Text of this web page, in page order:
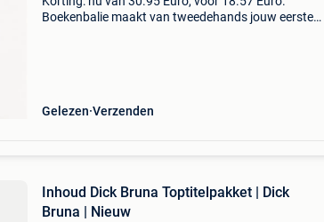
Boekenbalie maakt van tweedehands jouw eerste
Gelezen Verzenden
Inhoud Dick Bruna Toptitelpakket | Dick
Bruna | Nieuw